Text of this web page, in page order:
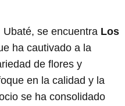
Ubaté, se encuentra Los
ha cautivado a la
de flores y
en la calidad y la
se ha consolidado